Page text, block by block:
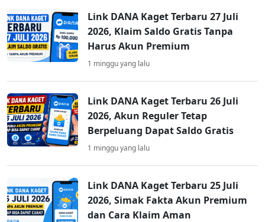
Link DANA Kaget Terbaru 27 Juli
2026, Klaim Saldo Gratis Tanpa
Harus Akun Premium
1 minggu yang lalu
Link DANA Kaget Terbaru 26 Juli
2026, Akun Reguler Tetap
Berpeluang Dapat Saldo Gratis
1 minggu yang lalu
Link DANA Kaget Terbaru 25 Juli
2026, Simak Fakta Akun Premium
dan Cara Klaim Aman